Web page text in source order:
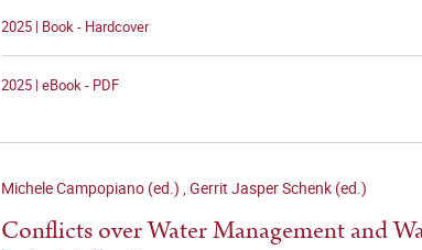
2025 | Book - Hardcover
2025 | eBook - PDF
Michele Campopiano (ed.) ,Gerrit Jasper Schenk (ed.)
Conflicts over Water Management and